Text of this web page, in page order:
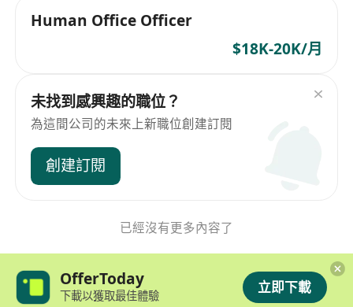
Human Office Officer
$18K-20K/月
未找到感興趣的職位？
為這間公司的未來上新職位創建訂閱
創建訂閱
已經沒有更多內容了
OfferToday
下載以獲取最佳體驗 立即下載